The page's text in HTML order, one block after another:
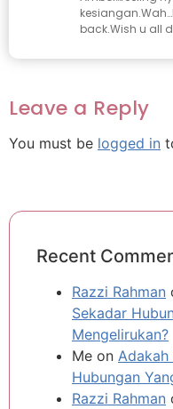
back.Wish u all
Leave a Reply
You must be logged in
Recent
Razzi Rahman
Sekadar
Mengelirukan?
Me on Adakah
Hubungan
Razzi Rahman